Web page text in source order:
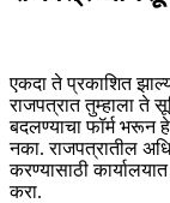
एकदा ते प्रकाशित
राजपत्रात तुम्हाला ते
बदलण्याचा फॉर्म भरून
नका. राजपत्रातील
करण्यासाठी
करा.